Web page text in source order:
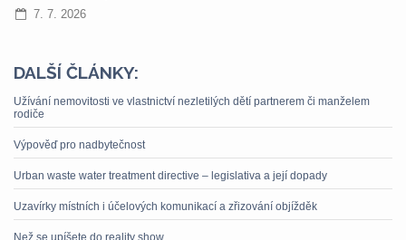
7. 7. 2026
DALŠÍ ČLÁNKY:
Užívání nemovitosti ve vlastnictví nezletilých dětí partnerem či manželem
rodiče
Výpověď pro nadbytečnost
Urban waste water treatment directive – legislativa a její dopady
Uzavírky místních i účelových komunikací a zřizování objížděk
Než se upíšete do reality show